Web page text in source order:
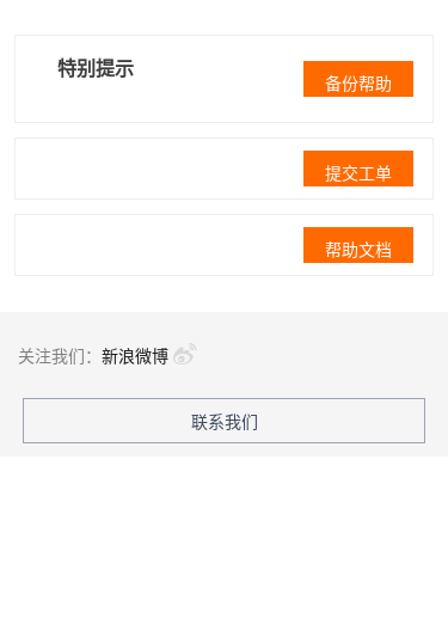
特别提示
备份帮助
提交工单
帮助文档